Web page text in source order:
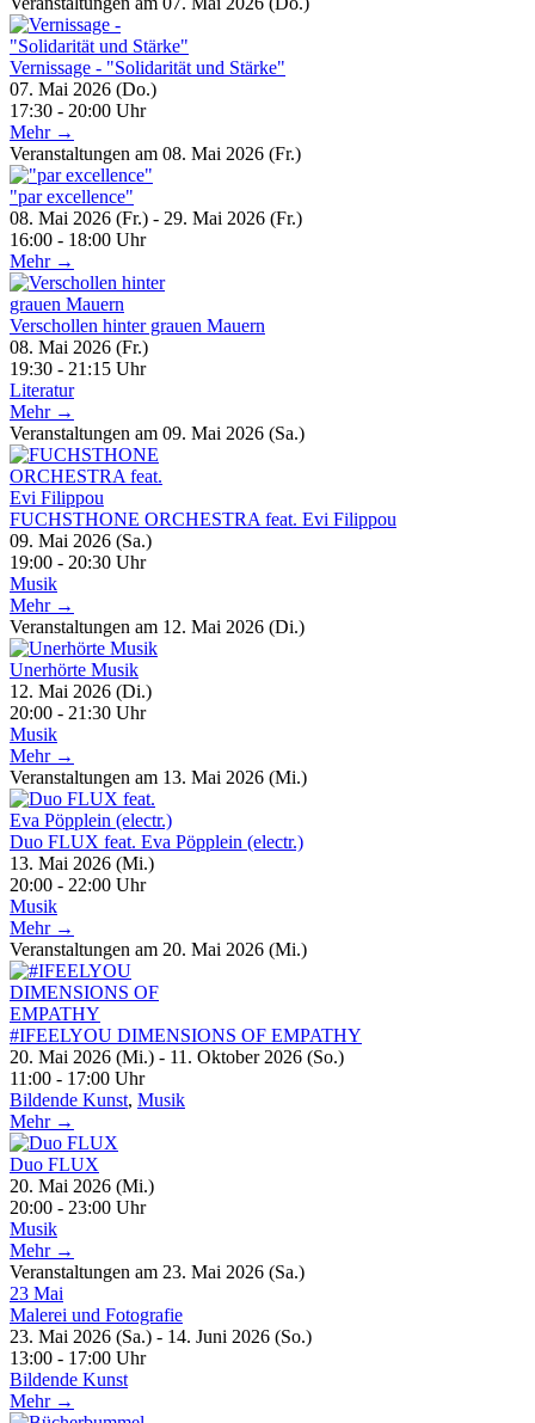
Vernissage - "Solidarität und Stärke"
07. Mai 2026 (Do.)
17:30 - 20:00 Uhr
Mehr →
Veranstaltungen am 08. Mai 2026 (Fr.)
"par excellence"
08. Mai 2026 (Fr.) - 29. Mai 2026 (Fr.)
16:00 - 18:00 Uhr
Mehr →
Verschollen hinter grauen Mauern
08. Mai 2026 (Fr.)
19:30 - 21:15 Uhr
Literatur
Mehr →
Veranstaltungen am 09. Mai 2026 (Sa.)
FUCHSTHONE ORCHESTRA feat. Evi Filippou
09. Mai 2026 (Sa.)
19:00 - 20:30 Uhr
Musik
Mehr →
Veranstaltungen am 12. Mai 2026 (Di.)
Unerhörte Musik
12. Mai 2026 (Di.)
20:00 - 21:30 Uhr
Musik
Mehr →
Veranstaltungen am 13. Mai 2026 (Mi.)
Duo FLUX feat. Eva Pöpplein (electr.)
13. Mai 2026 (Mi.)
20:00 - 22:00 Uhr
Musik
Mehr →
Veranstaltungen am 20. Mai 2026 (Mi.)
#IFEELYOU DIMENSIONS OF EMPATHY
20. Mai 2026 (Mi.) - 11. Oktober 2026 (So.)
11:00 - 17:00 Uhr
Bildende Kunst, Musik
Mehr →
Duo FLUX
20. Mai 2026 (Mi.)
20:00 - 23:00 Uhr
Musik
Mehr →
Veranstaltungen am 23. Mai 2026 (Sa.)
23 Mai
Malerei und Fotografie
23. Mai 2026 (Sa.) - 14. Juni 2026 (So.)
13:00 - 17:00 Uhr
Bildende Kunst
Mehr →